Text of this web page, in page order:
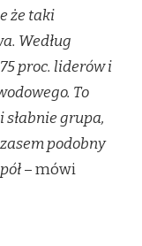
że taki
Według
proc. liderów i
To
słabnie grupa,
podobny
– mówi